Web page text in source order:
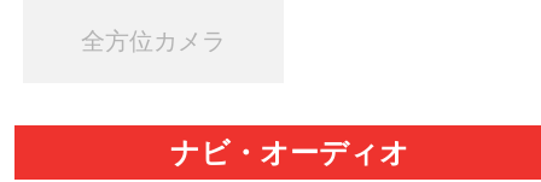
全方位カメラ
ナビ・オーディオ